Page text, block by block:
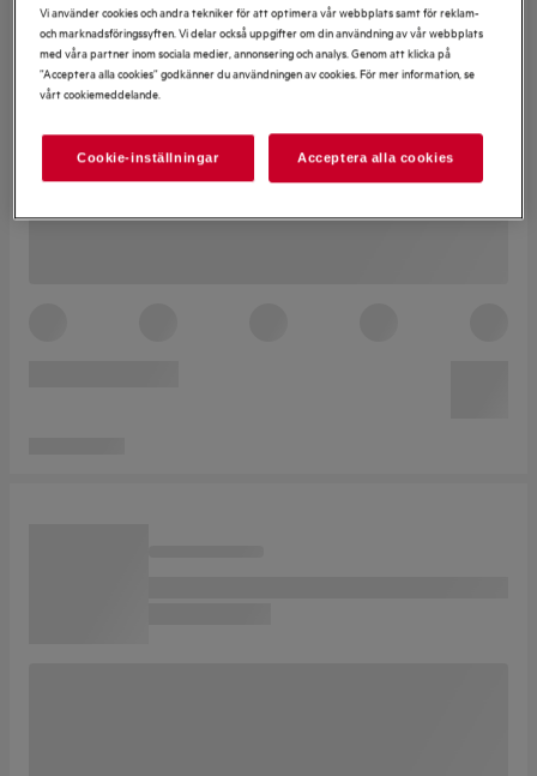
Vi använder cookies och andra tekniker för att optimera vår webbplats samt för reklam-
och marknadsföringssyften. Vi delar också uppgifter om din användning av vår webbplats
med våra partner inom sociala medier, annonsering och analys. Genom att klicka på
”Acceptera alla cookies” godkänner du användningen av cookies. För mer information, se
vårt cookiemeddelande.
Cookie-inställningar Acceptera alla cookies